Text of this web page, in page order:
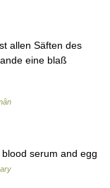
allen Säften des
eine blaß
serum and egg